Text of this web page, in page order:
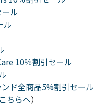
ル
ル
10％割引セール
ド全商品5%割引セール
ちらへ）